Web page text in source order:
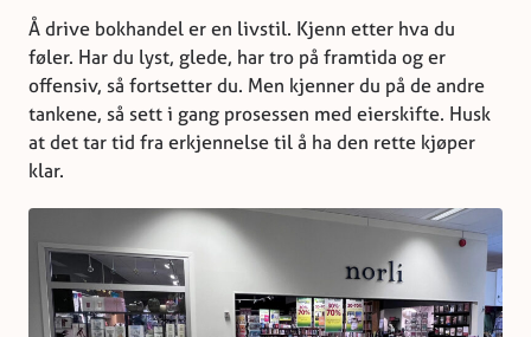
Å drive bokhandel er en livstil. Kjenn etter hva du
føler. Har du lyst, glede, har tro på framtida og er
offensiv, så fortsetter du. Men kjenner du på de andre
tankene, så sett i gang prosessen med eierskifte. Husk
at det tar tid fra erkjennelse til å ha den rette kjøper
klar.